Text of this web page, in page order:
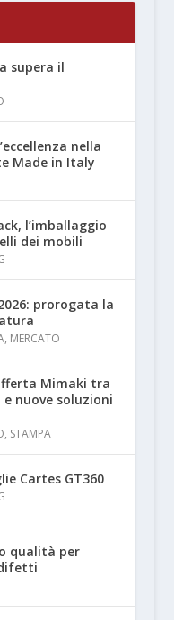
supera il
nella
Made in Italy
l’imballaggio
dei mobili
prorogata la
, MERCATO
Mimaki tra
nuove soluzioni
, STAMPA
Cartes GT360
qualità per